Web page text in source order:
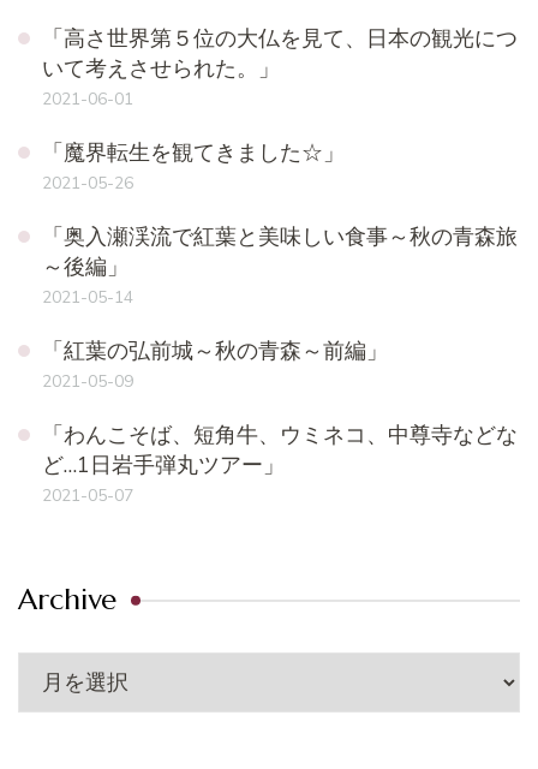
「高さ世界第５位の大仏を見て、日本の観光につ
いて考えさせられた。」
2021-06-01
「魔界転生を観てきました☆」
2021-05-26
「奥入瀬渓流で紅葉と美味しい食事～秋の青森旅
～後編」
2021-05-14
「紅葉の弘前城～秋の青森～前編」
2021-05-09
「わんこそば、短角牛、ウミネコ、中尊寺などな
ど…1日岩手弾丸ツアー」
2021-05-07
Archive
Archive